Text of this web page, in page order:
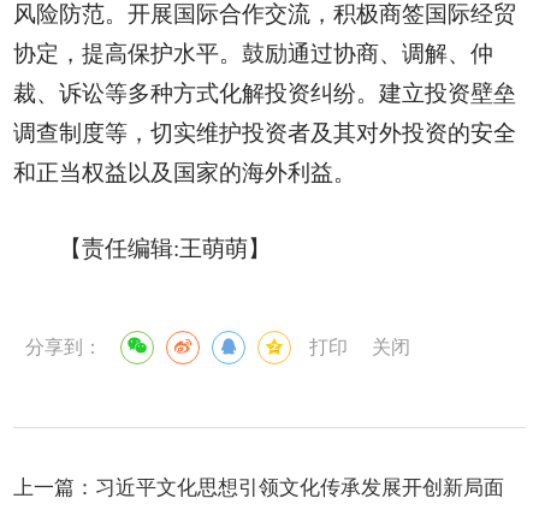
风险防范。开展国际合作交流，积极商签国际经贸
协定，提高保护水平。鼓励通过协商、调解、仲
裁、诉讼等多种方式化解投资纠纷。建立投资壁垒
调查制度等，切实维护投资者及其对外投资的安全
和正当权益以及国家的海外利益。
【责任编辑:王萌萌】
分享到： 打印 关闭
上一篇： 习近平文化思想引领文化传承发展开创新局面